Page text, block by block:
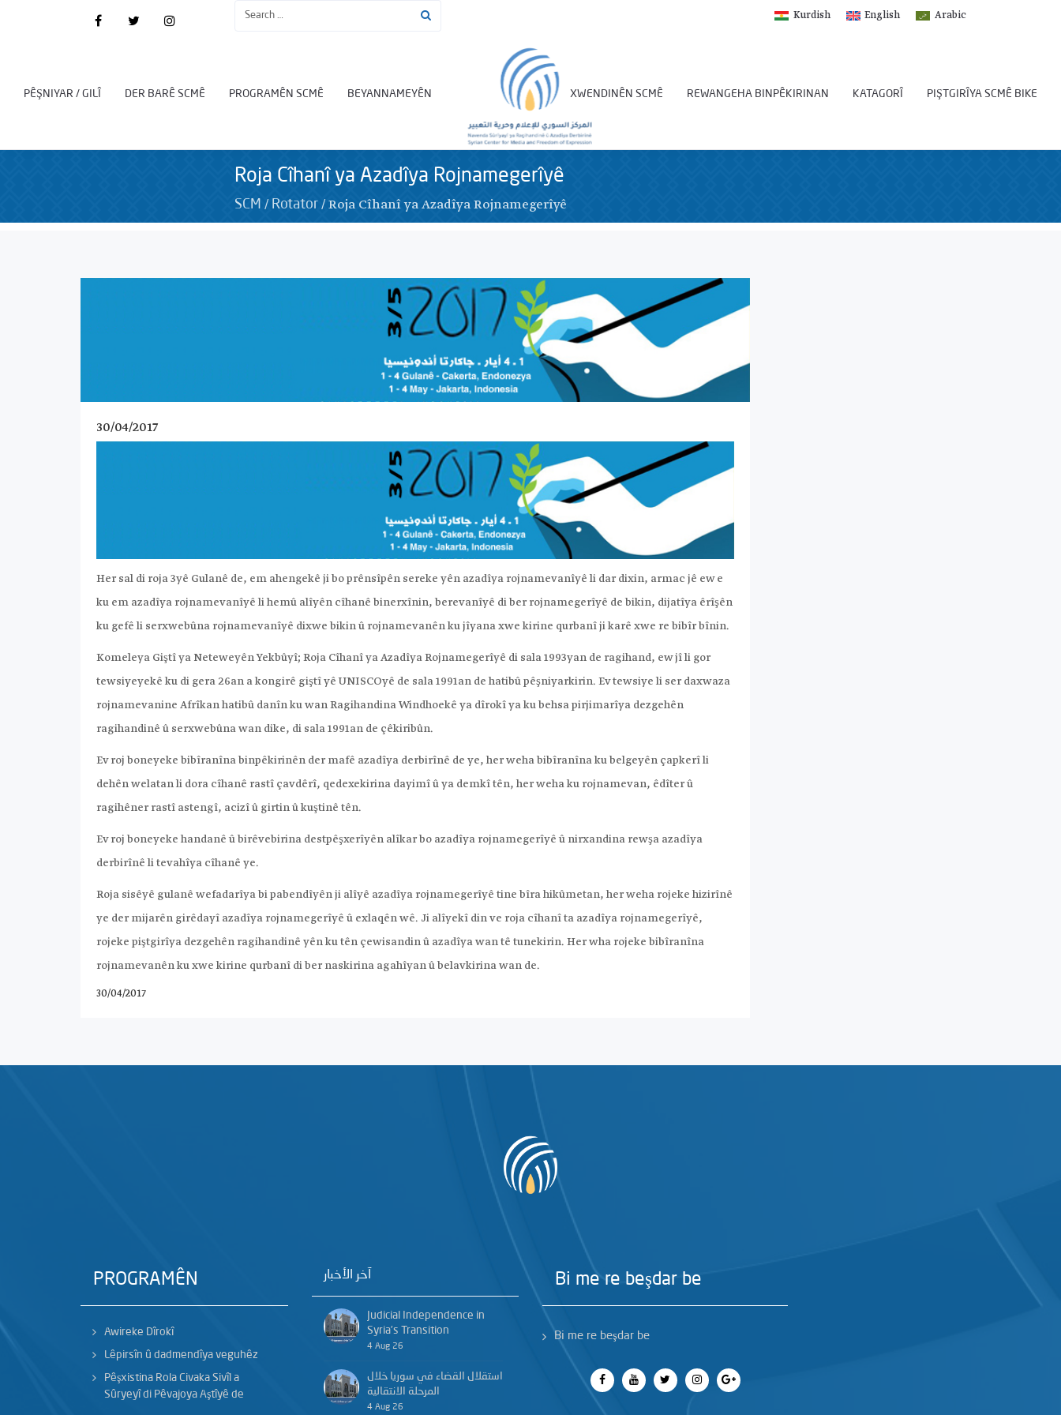
Arabic
English
Kurdish
PÊŞNIYAR / GILÎ DER BARÊ SCMÊ PROGRAMÊN SCMÊ BEYANNAMEYÊN XWENDINÊN SCMÊ REWANGEHA BINPÊKIRINAN KATAGORÎ PIŞTGIRÎYA SCMÊ BIKE
Roja Cîhanî ya Azadîya Rojnamegerîyê
SCM / Rotator /Roja Cîhanî ya Azadîya Rojnamegerîyê
30/04/2017
Her sal di roja 3yê Gulanê de, em ahengekê ji bo prênsîpên sereke yên azadîya rojnamevanîyê li dar dixin, armac jê ew e
ku em azadîya rojnamevanîyê li hemû alîyên cîhanê binerxînin, berevanîyê di ber rojnamegerîyê de bikin, dijatîya êrîşên
ku gefê li serxwebûna rojnamevanîyê dixwe bikin û rojnamevanên ku jîyana xwe kirine qurbanî ji karê xwe re bibîr bînin.
Komeleya Giştî ya Neteweyên Yekbûyî; Roja Cîhanî ya Azadîya Rojnamegerîyê di sala 1993yan de ragihand, ew jî li gor
tewsiyeyekê ku di gera 26an a kongirê giştî yê UNISCOyê de sala 1991an de hatibû pêşniyarkirin. Ev tewsiye li ser daxwaza
rojnamevanine Afrîkan hatibû danîn ku wan Ragihandina Windhoekê ya dîrokî ya ku behsa pirjimarîya dezgehên
ragihandinê û serxwebûna wan dike, di sala 1991an de çêkiribûn.
Ev roj boneyeke bibîranîna binpêkirinên der mafê azadîya derbirînê de ye, her weha bibîranîna ku belgeyên çapkerî li
dehên welatan li dora cîhanê rastî çavdêrî, qedexekirina dayimî û ya demkî tên, her weha ku rojnamevan, êdîter û
ragihêner rastî astengî, acizî û girtin û kuştinê tên.
Ev roj boneyeke handanê û birêvebirina destpêşxerîyên alîkar bo azadîya rojnamegerîyê û nirxandina rewşa azadîya
derbirînê li tevahîya cîhanê ye.
Roja sisêyê gulanê wefadarîya bi pabendîyên ji alîyê azadîya rojnamegerîyê tine bîra hikûmetan, her weha rojeke hizirînê
ye der mijarên girêdayî azadîya rojnamegerîyê û exlaqên wê. Ji alîyekî din ve roja cîhanî ta azadîya rojnamegerîyê,
rojeke piştgirîya dezgehên ragihandinê yên ku tên çewisandin û azadîya wan tê tunekirin. Her wha rojeke bibîranîna
rojnamevanên ku xwe kirine qurbanî di ber naskirina agahîyan û belavkirina wan de.
30/04/2017
PROGRAMÊN
Awireke Dîrokî
Lêpirsîn û dadmendîya veguhêz
Pêşxistina Rola Civaka Sivîl a
Sûryeyî di Pêvajoya Aştîyê de
آخر الأخبار
Judicial Independence in
Syria’s Transition
4 Aug 26
استقلال القضاء في سوريا خلال
المرحلة الانتقالية
4 Aug 26
Bi me re beşdar be
Bi me re beşdar be